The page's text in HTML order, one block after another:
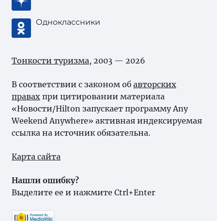
Одноклассники
Тонкости туризма, 2003 — 2026
В соответствии с законом об авторских
правах при цитировании материала
«Новости/Hilton запускает программу Any
Weekend Anywhere» активная индексируемая
ссылка на источник обязательна.
Карта сайта
Нашли ошибку?
Выделите ее и нажмите Ctrl+Enter